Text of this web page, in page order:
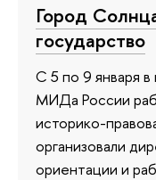
Город
государство
С 5 по 9 января
МИДа России
историко-
организовали
ориентации и